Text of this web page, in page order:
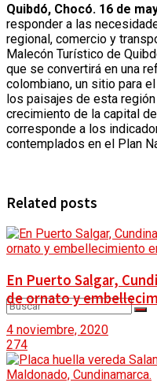
REVISTA DE
URBANISMO
ECONOMÍA
DEPORTES
GESTIÓN
MOVILIDAD
CULTURA Y
ANALISIS Y
EVENTOS
TIGO RADIO
CONTACTO
Sin resultados
Ver todos los resultados
Quibdó, Chocó. 16 de
responder a las
regional, comercio y
Malecón Turístico de
que se convertirá en una
colombiano, un sitio para
los paisajes de esta
crecimiento de la capital
corresponde a los
contemplados en el Plan
Related posts
En Puerto Salgar,
de ornato y
4 noviembre, 2020
274